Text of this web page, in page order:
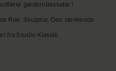
garderobeskabe i
Roe. Skulptur, Den tænkende
fra Studio Klassik.